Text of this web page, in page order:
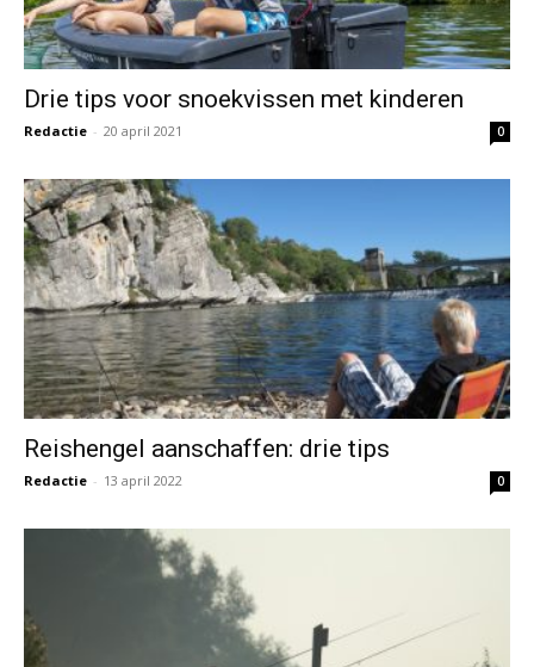
Drie tips voor snoekvissen met kinderen
Redactie - 20 april 2021 0
Reishengel aanschaffen: drie tips
Redactie - 13 april 2022 0